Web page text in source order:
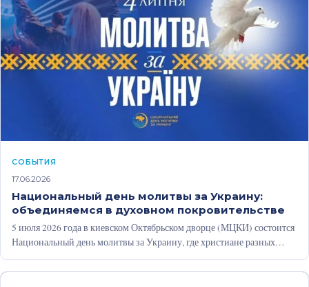
CОБЫТИЯ
17.06.2026
Национальный день молитвы за Украину:
объединяемся в духовном покровительстве
5 июля 2026 года в киевском Октябрьском дворце (МЦКИ) состоится
Национальный день молитвы за Украину, где христиане разных
конфессий объединятся…